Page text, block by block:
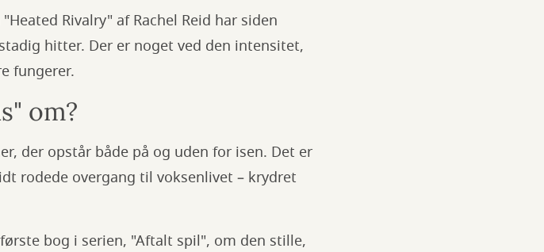
Rivalry" af Rachel Reid har siden
hitter. Der er noget ved den intensitet,
fungerer.
om?
der opstår både på og uden for isen. Det er
rodede overgang til voksenlivet – krydret
bog i serien, "Aftalt spil", om den stille,